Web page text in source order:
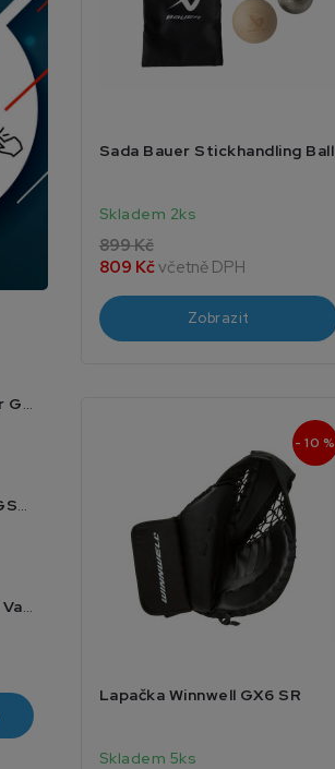
Vyrážečka Bauer GSX JR MTO
Lapačka Bauer GSX JR MTO
Koncovka Bauer Vapor 4 JR 40
Sada Bauer Stickhandling Ball
Skladem 2ks
899 Kč
809 Kčvčetně DPH
Zobrazit
- 10 %
Lapačka Winnwell GX6 SR
Skladem 5ks